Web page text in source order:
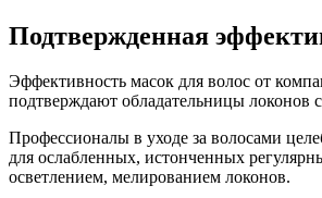
Подтвержденная
Эффективность масок для волос от
подтверждают обладательницы локонов
Профессионалы в уходе за волосами
для ослабленных, истонченных
осветлением, мелированием локонов.